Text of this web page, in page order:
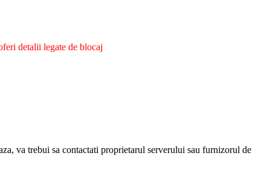
detalii legate de blocaj
va trebui sa contactati proprietarul serverului sau furnizorul de